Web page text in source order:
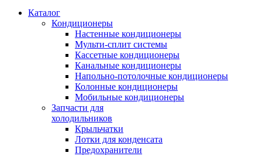
Каталог
Кондиционеры
Настенные кондиционеры
Мульти-сплит системы
Кассетные кондиционеры
Канальные кондиционеры
Напольно-потолочные кондиционеры
Колонные кондиционеры
Мобильные кондиционеры
Запчасти для
холодильников
Крыльчатки
Лотки для конденсата
Предохранители